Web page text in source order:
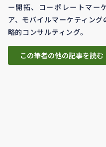
ー開拓、コーポレートマー
ア、モバイルマーケティン
略的コンサルティング。
この筆者の他の記事を読む